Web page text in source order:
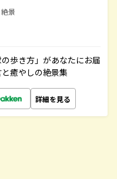
景
歩き方」があなたにお届
癒やしの絶景集
詳細を見る